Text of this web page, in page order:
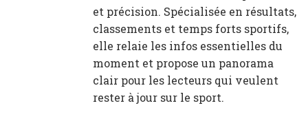
et précision. Spécialisée en résultats,
classements et temps forts sportifs,
elle relaie les infos essentielles du
moment et propose un panorama
clair pour les lecteurs qui veulent
rester à jour sur le sport.